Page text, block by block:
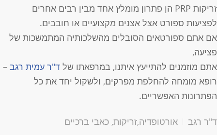
זריקות PRP הן פתרון מומלץ אחד מבין רבים אחרים
לפציעות ספורט אצל אצנים מקצועיים או חובבים.
אם אתם ספורטאים הסובלים מהשלכותיה המתמשכות של
פציעה,
אתם מוזמנים להתייעץ איתנו, במרפאתו של ד"ר עמית רגב–
רופא מומחה להחלפת מפרקים, ולשקול יחד את כל
הפתרונות האפשריים.
ד"ר רגב אורטופדיה,זריקות, כאבי ברכיים